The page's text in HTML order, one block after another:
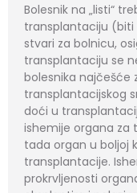
Bolesnik na „listi“
transplantaciju
stvari za bolnicu,
transplantaciju se
bolesnika najčešće
transplantacijskog
doći u
ishemije organa za
tada organ u boljoj
transplantacije.
prokrvljenosti